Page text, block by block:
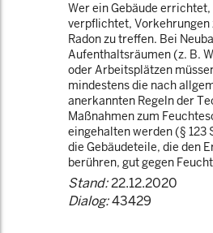
Wer ein Gebäude
verpflichtet, Vorkehrungen
Radon zu treffen. Bei
Aufenthaltsräumen (z. B.
oder Arbeitsplätzen
mindestens die nach
anerkannten Regeln der
Maßnahmen zum
eingehalten werden (§ 123
die Gebäudeteile, die den
berühren, gut gegen
Stand:22.12.2020
Dialog:43429